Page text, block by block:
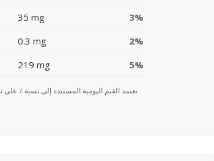
35 mg
3%
0.3 mg
2%
219 mg 5%